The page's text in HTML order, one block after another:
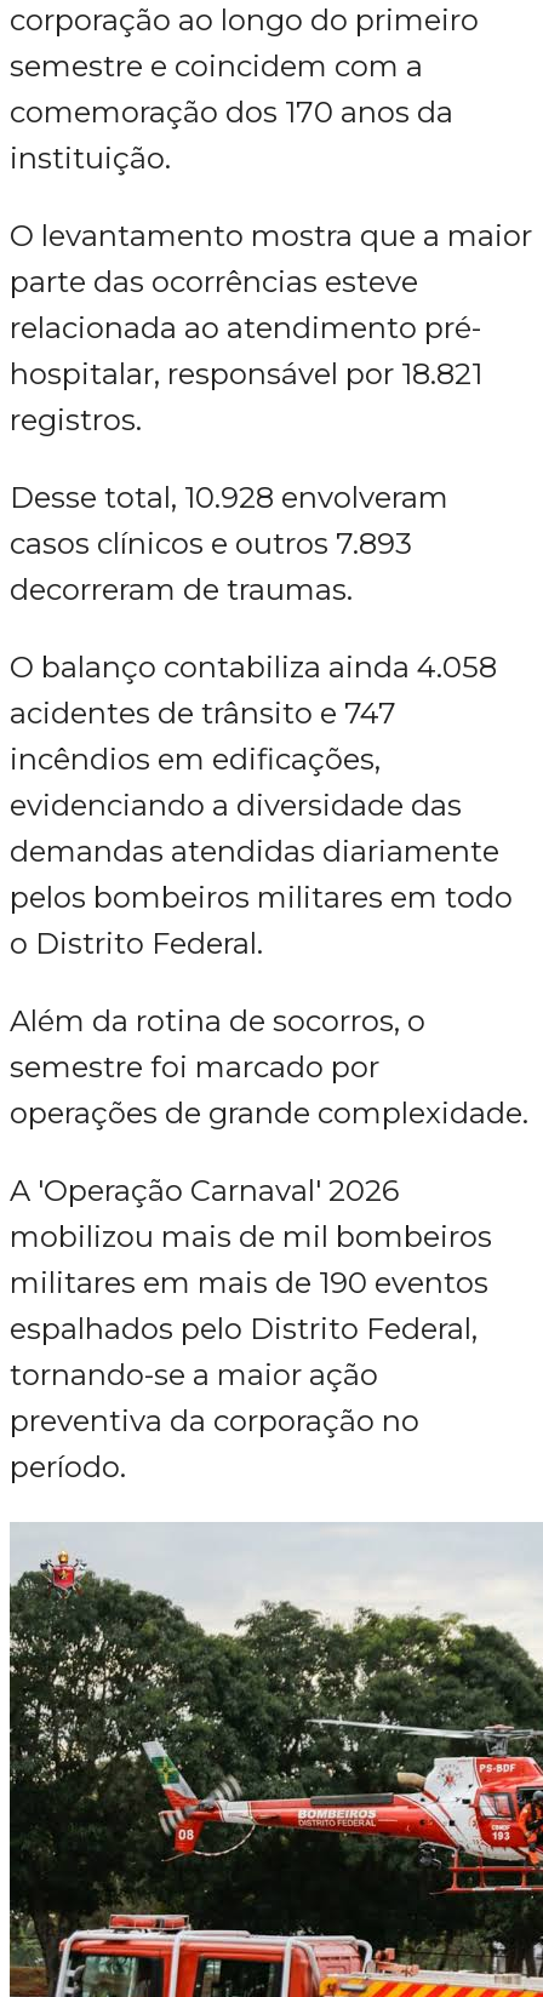
corporação ao longo do primeiro
semestre e coincidem com a
comemoração dos 170 anos da
instituição.
O levantamento mostra que a maior
parte das ocorrências esteve
relacionada ao atendimento pré-
hospitalar, responsável por 18.821
registros.
Desse total, 10.928 envolveram
casos clínicos e outros 7.893
decorreram de traumas.
O balanço contabiliza ainda 4.058
acidentes de trânsito e 747
incêndios em edificações,
evidenciando a diversidade das
demandas atendidas diariamente
pelos bombeiros militares em todo
o Distrito Federal.
Além da rotina de socorros, o
semestre foi marcado por
operações de grande complexidade.
A 'Operação Carnaval' 2026
mobilizou mais de mil bombeiros
militares em mais de 190 eventos
espalhados pelo Distrito Federal,
tornando-se a maior ação
preventiva da corporação no
período.